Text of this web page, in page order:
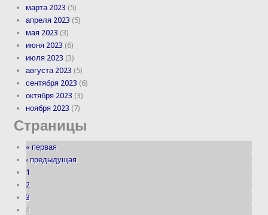
марта 2023 (5)
апреля 2023 (5)
мая 2023 (3)
июня 2023 (6)
июля 2023 (3)
августа 2023 (5)
сентября 2023 (6)
октября 2023 (3)
ноября 2023 (7)
Страницы
« первая
‹ предыдущая
1
2
3
4